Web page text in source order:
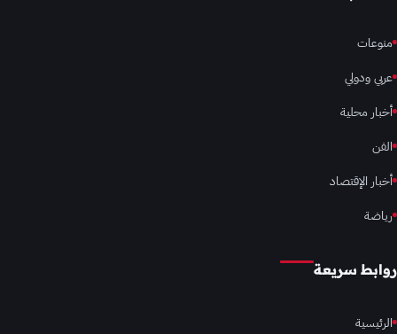
منوعات
عربي ودولي
أخبار محلية
الفن
أخبار الإقتصاد
رياضة
روابط سريعة
الرئيسية